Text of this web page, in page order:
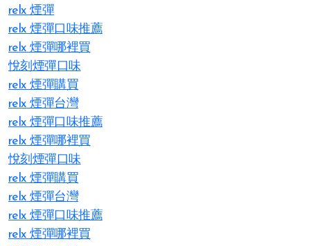
relx 煙彈
relx 煙彈口味推薦
relx 煙彈哪裡買
悅刻煙彈口味
relx 煙彈購買
relx 煙彈台灣
relx 煙彈口味推薦
relx 煙彈哪裡買
悅刻煙彈口味
relx 煙彈購買
relx 煙彈台灣
relx 煙彈口味推薦
relx 煙彈哪裡買